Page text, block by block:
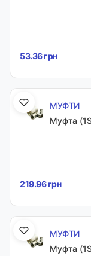
53.36 грн
МУФТИ
Муфта
219.96 грн
МУФТИ
Муфта